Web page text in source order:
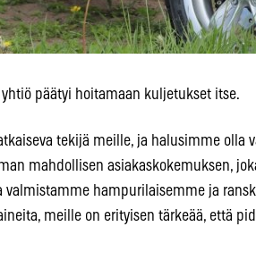
päätyi hoitamaan kuljetukset itse.
tekijä meille, ja halusimme olla
mahdollisen asiakaskokemuksen,
valmistamme hampurilaisemme ja
meille on erityisen tärkeää, että